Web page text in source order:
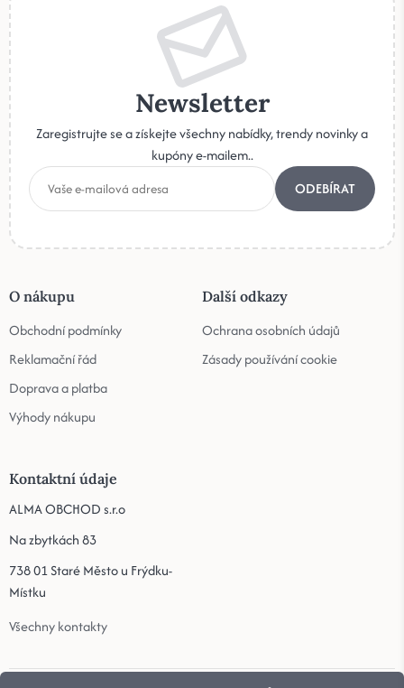
Newsletter
Zaregistrujte se a získejte všechny nabídky, trendy novinky a
kupóny e-mailem..
ODEBÍRAT
O nákupu
Obchodní podmínky
Reklamační řád
Doprava a platba
Výhody nákupu
Další odkazy
Ochrana osobních údajů
Zásady používání cookie
Kontaktní údaje
ALMA OBCHOD s.r.o
Na zbytkách 83
738 01 Staré Město u Frýdku-
Místku
Všechny kontakty